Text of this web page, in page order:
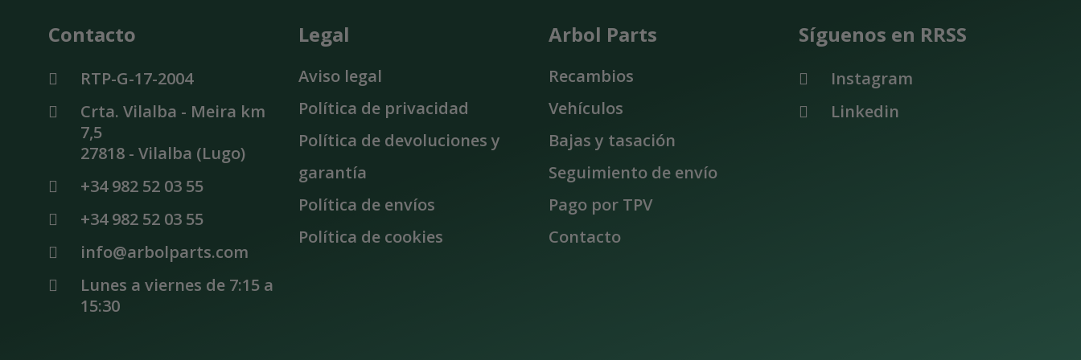
Contacto
RTP-G-17-2004
Crta. Vilalba - Meira km
7,5
27818 - Vilalba (Lugo)
+34 982 52 03 55
+34 982 52 03 55
info@arbolparts.com
Lunes a viernes de 7:15 a
15:30
Legal
Aviso legal
Política de privacidad
Política de devoluciones y
garantía
Política de envíos
Política de cookies
Arbol Parts
Recambios
Vehículos
Bajas y tasación
Seguimiento de envío
Pago por TPV
Contacto
Síguenos en RRSS
Instagram
Linkedin